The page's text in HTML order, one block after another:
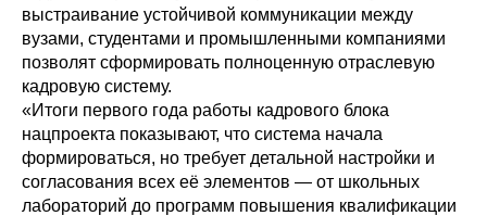
выстраивание устойчивой коммуникации между
вузами, студентами и промышленными компаниями
позволят сформировать полноценную отраслевую
кадровую систему.
«Итоги первого года работы кадрового блока
нацпроекта показывают, что система начала
формироваться, но требует детальной настройки и
согласования всех её элементов — от школьных
лабораторий до программ повышения квалификации